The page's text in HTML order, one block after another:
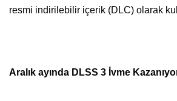
resmi indirilebilir içerik (DLC) olarak
Aralık ayında DLSS 3 İvme